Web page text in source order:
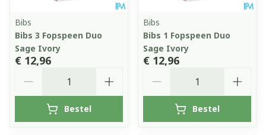
Bibs
Bibs 3 Fopspeen Duo
Sage Ivory
€ 12,96
Bestel
Bibs
Bibs 1 Fopspeen Duo
Sage Ivory
€ 12,96
Bestel